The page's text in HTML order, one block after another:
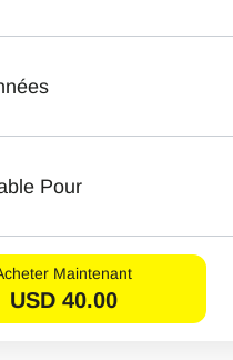
Pour
Maintenant
USD 40.00